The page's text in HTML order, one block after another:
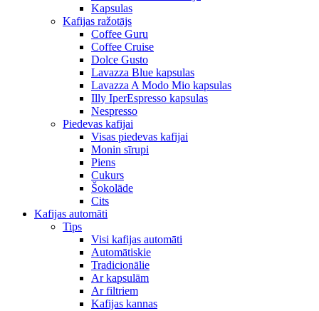
Kapsulas
Kafijas ražotājs
Coffee Guru
Coffee Cruise
Dolce Gusto
Lavazza Blue kapsulas
Lavazza A Modo Mio kapsulas
Illy IperEspresso kapsulas
Nespresso
Piedevas kafijai
Visas piedevas kafijai
Monin sīrupi
Piens
Cukurs
Šokolāde
Cits
Kafijas automāti
Tips
Visi kafijas automāti
Automātiskie
Tradicionālie
Ar kapsulām
Ar filtriem
Kafijas kannas